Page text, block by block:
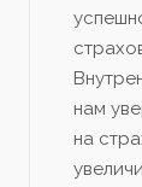
нам
на